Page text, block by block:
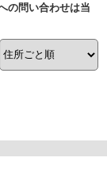
の問い合わせは当